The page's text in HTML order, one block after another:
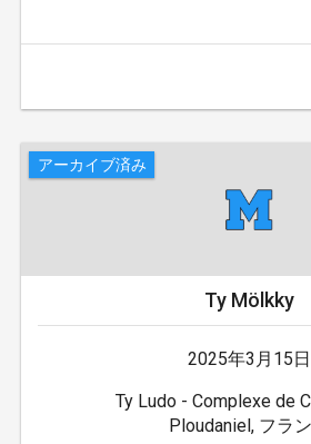
アーカイブ済み
Ty Mölkky
2025年3月15日
Ty Ludo - Complexe de
Ploudaniel, フラ